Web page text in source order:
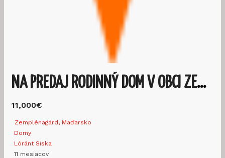
NA PREDAJ RODINNÝ DOM V OBCI ZEMPLÉNAGÁRD
11,000€
Zemplénagárd, Maďarsko
Domy
Lóránt Siska
11 mesiacov